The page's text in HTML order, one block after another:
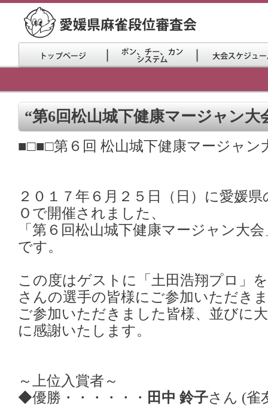
“第6回松山城下健康マージャン大
■□■□第６回 松山城下健康マージャン
２０１７年６月２５日（日）に愛媛
Ｏで開催されました、
「第６回松山城下健康マージャン大
です。
この度はゲストに「土田浩翔プロ」
さんの選手の皆様にご参加いただき
ご参加いただきました皆様、並びに
に感謝いたします。
～上位入賞者～
◆優勝・・・・・・ 田中 鈴子さん (雀